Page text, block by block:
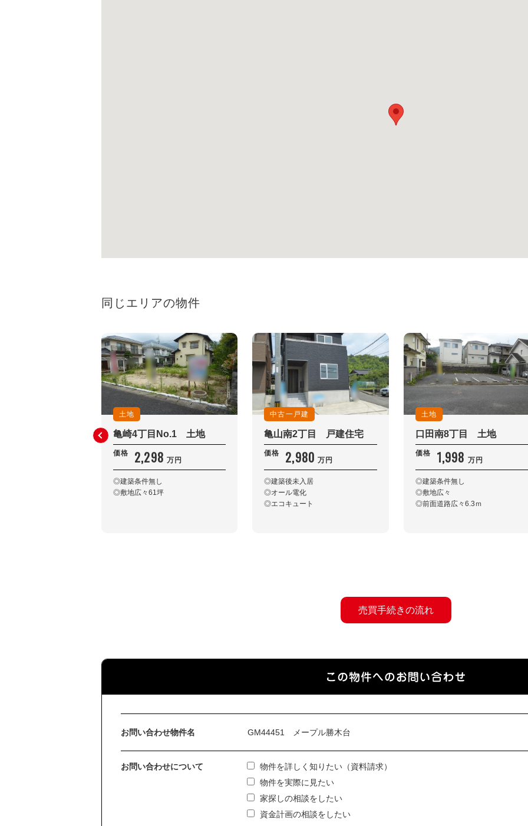
同じエリアの物件
土地
亀崎4丁目No.1 土地
価格 2,298 万円
◎建築条件無し
◎敷地広々61坪
中古一戸建
亀山南2丁目 戸建住宅
価格 2,980 万円
◎建築後未入居
◎オール電化
◎エコキュート
土地
口田南8丁目 土地
価格 1,998 万円
◎建築条件無し
◎敷地広々
◎前面道路広々6.3ｍ
売買手続きの流れ
お問い合わせ物件名
お問い合わせについて
物件を詳しく知りたい（資料請求）
物件を実際に見たい
家探しの相談をしたい
資金計画の相談をしたい